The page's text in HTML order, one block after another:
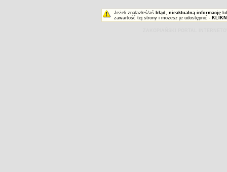
Jeżeli znalazłeś/aś błąd , nieaktualną informację
zawartość tej strony i możesz je udostępnić -